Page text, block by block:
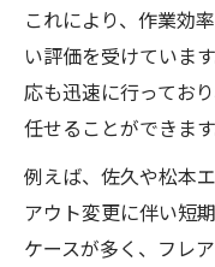
これにより、作業効
い評価を受けていま
応も迅速に行ってお
任せることができます
例えば、佐久や松本
アウト変更に伴い短
ケースが多く、フレ